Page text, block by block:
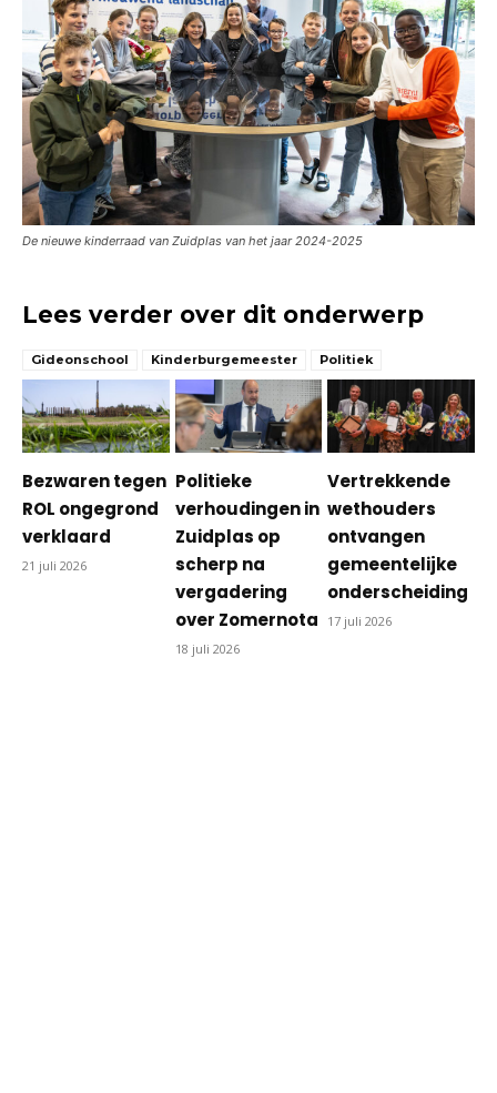
De nieuwe kinderraad van Zuidplas van het jaar 2024-2025
Lees verder over dit onderwerp
Gideonschool Kinderburgemeester Politiek
Bezwaren tegen
ROL ongegrond
verklaard
21 juli 2026
Politieke
verhoudingen in
Zuidplas op
scherp na
vergadering
over Zomernota
18 juli 2026
Vertrekkende
wethouders
ontvangen
gemeentelijke
onderscheiding
17 juli 2026